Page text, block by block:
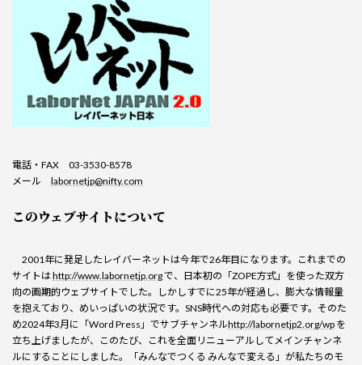
電話・FAX 03-3530-8578
メール labornetjp@nifty.com
このウェブサイトについて
2001年に発足したレイバーネットは今年で26年目になります。これまでの
サイトはhttp://www.labornetjp.orgで、日本初の「ZOPE方式」を使った双方
向の画期的ウェブサイトでした。しかしすでに25年が経過し、膨大な情報量
を抱えており、めいっぱいの状況です。SNS時代への対応も必要です。そのた
め2024年3月に「Word Press」でサブチャンネルhttp://labornetjp2.org/wp を
立ち上げましたが、このたび、これを全面リニューアルしてメインチャンネ
ルにすることにしました。「みんなでつくる みんなで変える」が私たちのモ